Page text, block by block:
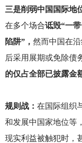
三是削弱中国国际地
在多个场合诋毁“一带
陷阱”， 然而中国在
后采用展期或免除债
的仅占全部已披露金
规则战： 在国际组织
和发展中国家地位等
现实利益被触犯时，